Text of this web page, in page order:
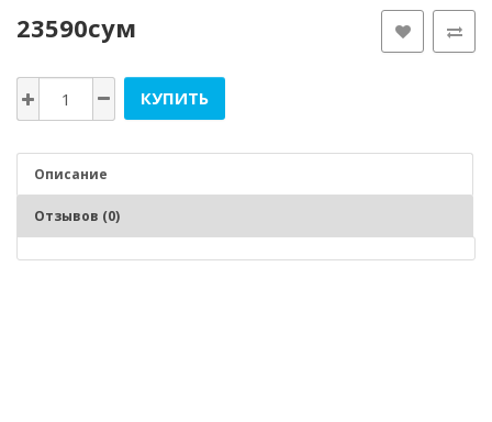
23590сум
КУПИТЬ
Описание
Отзывов (0)